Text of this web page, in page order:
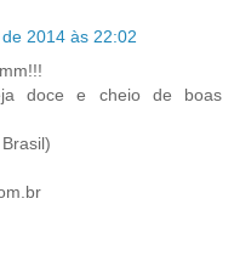
2014 às 22:02
doce e cheio de boas